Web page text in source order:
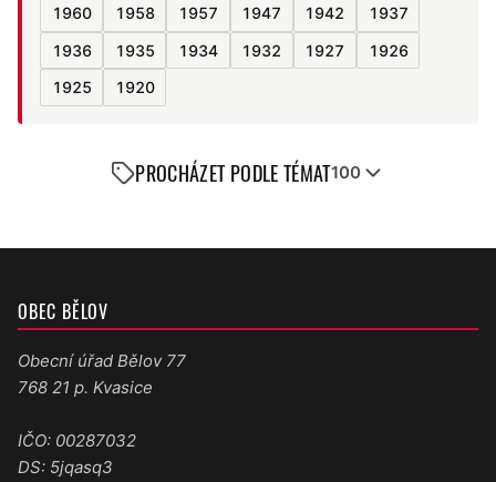
1960
1958 1957 1947 1942
1937
1936
1935 1934 1932 1927
1926
1925
1920
PROCHÁZET PODLE TÉMAT100
OBEC BĚLOV
Obecní úřad Bělov 77
768 21 p. Kvasice
IČO: 00287032
DS: 5jqasq3